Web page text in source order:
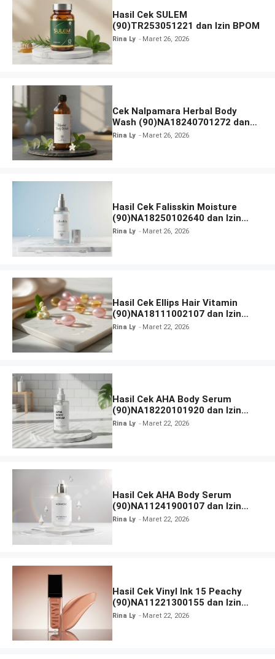
Hasil Cek SULEM
(90)TR253051221 dan Izin BPOM
Rina Ly Maret 26, 2026
Cek Nalpamara Herbal Body
Wash (90)NA18240701272 dan
Izin Bpom
Rina Ly Maret 26, 2026
Hasil Cek Falisskin Moisture
(90)NA18250102640 dan Izin
BPOM
Rina Ly Maret 26, 2026
Hasil Cek Ellips Hair Vitamin
(90)NA18111002107 dan Izin
BPOM
Rina Ly Maret 22, 2026
Hasil Cek AHA Body Serum
(90)NA18220101920 dan Izin
BPOM
Rina Ly Maret 22, 2026
Hasil Cek AHA Body Serum
(90)NA11241900107 dan Izin
BPOM
Rina Ly Maret 22, 2026
Hasil Cek Vinyl Ink 15 Peachy
(90)NA11221300155 dan Izin
BPOM
Rina Ly Maret 22, 2026